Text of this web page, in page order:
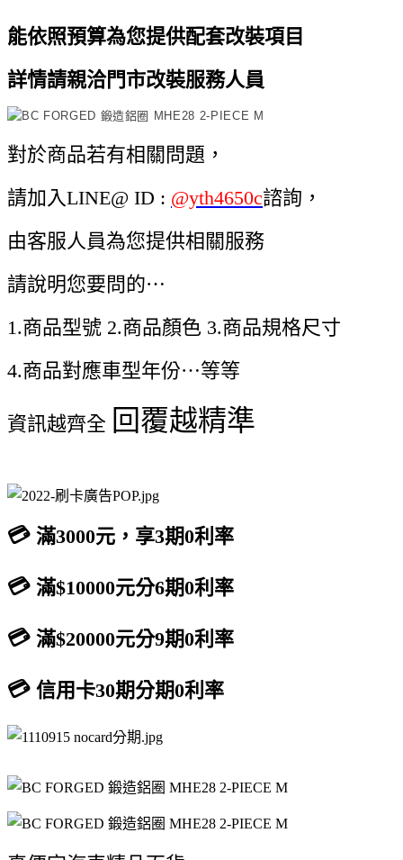
能依照預算為您提供配套改裝項目
詳情請親洽門市改裝服務人員
對於商品若有相關問題，
請加入LINE@ ID : @yth4650c諮詢，
由客服人員為您提供相關服務
請說明您要問的⋯
1.商品型號 2.商品顏色 3.商品規格尺寸
4.商品對應車型年份⋯等等
資訊越齊全 回覆越精準
💳 滿3000元，享3期0利率
💳 滿$10000元分6期0利率
💳 滿$20000元分9期0利率
💳 信用卡30期分期0利率